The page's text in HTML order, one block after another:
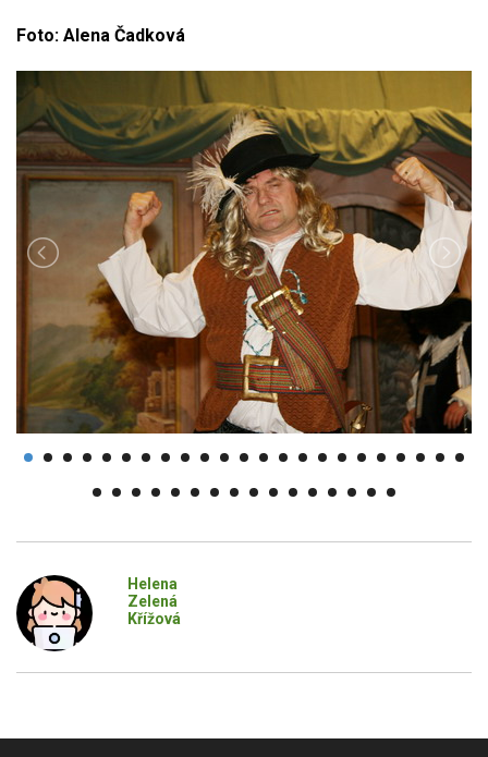
Foto: Alena Čadková
Helena
Zelená
Křížová